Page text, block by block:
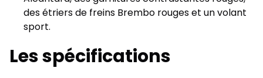
des étriers de freins Brembo rouges et un volant
sport.
Les spécifications